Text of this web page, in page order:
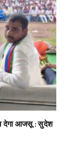
देगा आजसू : सुदेश